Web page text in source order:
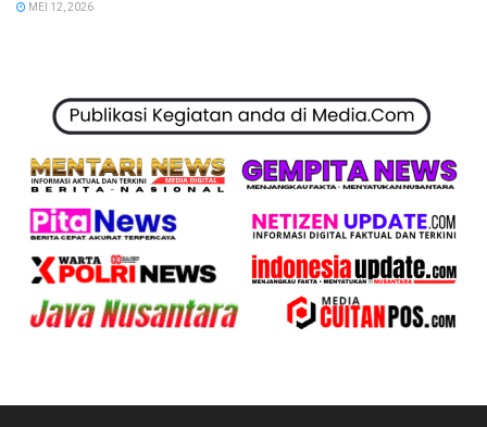
MEI 12, 2026